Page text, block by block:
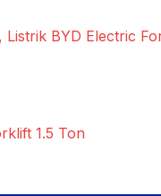
Listrik BYD Electric
1.5 Ton